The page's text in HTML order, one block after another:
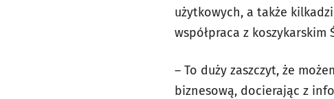
użytkowych, a także
współpraca z koszykarskim
– To duży zaszczyt, że
biznesową, docierając z